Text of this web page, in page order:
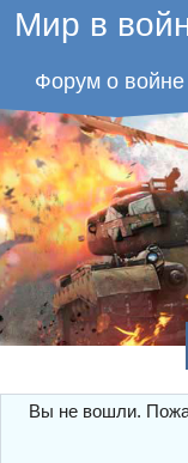
Мир в
Форум о войне
Вы не вошли.